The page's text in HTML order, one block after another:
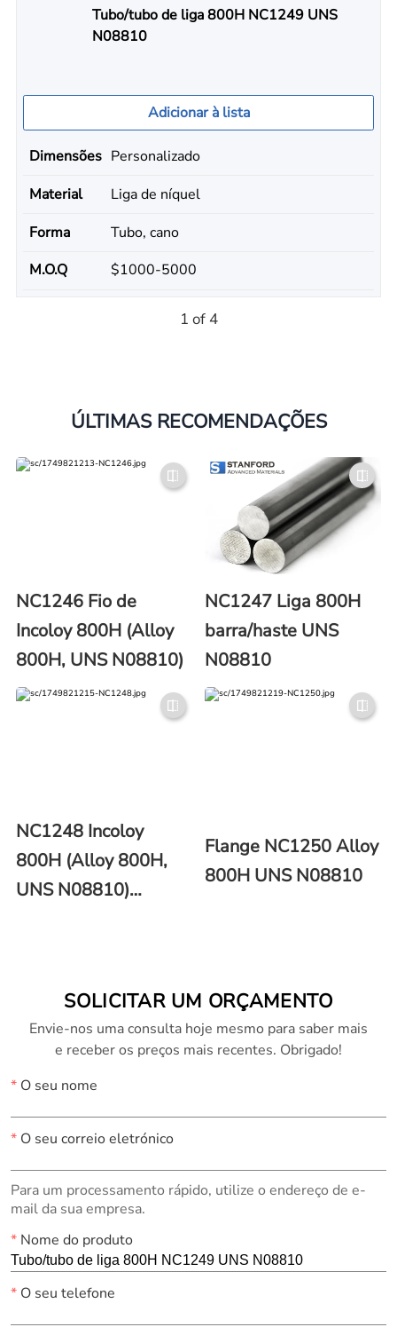
Tubo/tubo de liga 800H NC1249 UNS
N08810
Adicionar à lista
Dimensões Personalizado
Material
Liga de níquel
Forma
Tubo, cano
M.O.Q
$1000-5000
1 of 4
ÚLTIMAS RECOMENDAÇÕES
NC1246 Fio de
Incoloy 800H (Alloy
800H, UNS N08810)
NC1247 Liga 800H
barra/haste UNS
N08810
NC1248 Incoloy
800H (Alloy 800H,
UNS N08810)
Flange NC1250 Alloy
800H UNS N08810
SOLICITAR UM ORÇAMENTO
Envie-nos uma consulta hoje mesmo para saber mais
e receber os preços mais recentes. Obrigado!
*O seu nome
*O seu correio eletrónico
Para um processamento rápido, utilize o endereço de e-
mail da sua empresa.
*Nome do produto
*O seu telefone